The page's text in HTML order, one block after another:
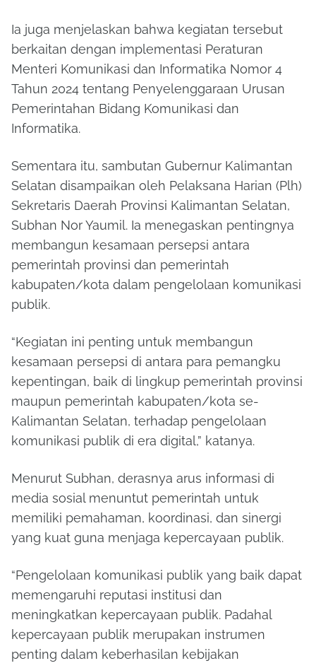
Ia juga menjelaskan bahwa kegiatan tersebut
berkaitan dengan implementasi Peraturan
Menteri Komunikasi dan Informatika Nomor 4
Tahun 2024 tentang Penyelenggaraan Urusan
Pemerintahan Bidang Komunikasi dan
Informatika.
Sementara itu, sambutan Gubernur Kalimantan
Selatan disampaikan oleh Pelaksana Harian (Plh)
Sekretaris Daerah Provinsi Kalimantan Selatan,
Subhan Nor Yaumil. Ia menegaskan pentingnya
membangun kesamaan persepsi antara
pemerintah provinsi dan pemerintah
kabupaten/kota dalam pengelolaan komunikasi
publik.
“Kegiatan ini penting untuk membangun
kesamaan persepsi di antara para pemangku
kepentingan, baik di lingkup pemerintah provinsi
maupun pemerintah kabupaten/kota se-
Kalimantan Selatan, terhadap pengelolaan
komunikasi publik di era digital,” katanya.
Menurut Subhan, derasnya arus informasi di
media sosial menuntut pemerintah untuk
memiliki pemahaman, koordinasi, dan sinergi
yang kuat guna menjaga kepercayaan publik.
“Pengelolaan komunikasi publik yang baik dapat
memengaruhi reputasi institusi dan
meningkatkan kepercayaan publik. Padahal
kepercayaan publik merupakan instrumen
penting dalam keberhasilan kebijakan